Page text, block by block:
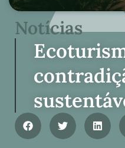
Notícias